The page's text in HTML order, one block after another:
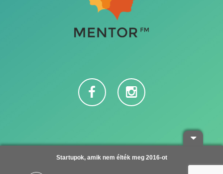
Startupok, amik nem élték meg 2016-ot
Adatvédelem